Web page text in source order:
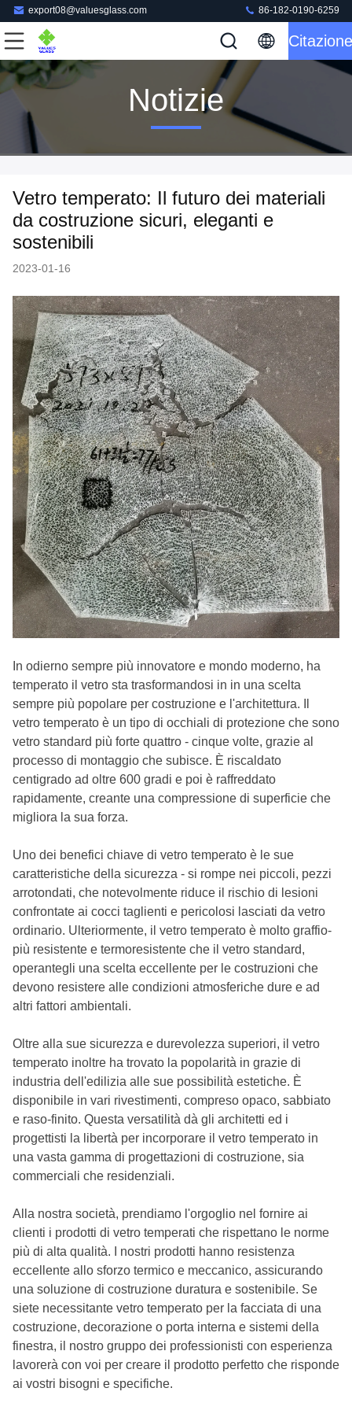
export08@valuesglass.com 86-182-0190-6259
Citazione
Notizie
Vetro temperato: Il futuro dei materiali
da costruzione sicuri, eleganti e
sostenibili
2023-01-16
In odierno sempre più innovatore e mondo moderno, ha
temperato il vetro sta trasformandosi in in una scelta
sempre più popolare per costruzione e l'architettura. Il
vetro temperato è un tipo di occhiali di protezione che sono
vetro standard più forte quattro - cinque volte, grazie al
processo di montaggio che subisce. È riscaldato
centigrado ad oltre 600 gradi e poi è raffreddato
rapidamente, creante una compressione di superficie che
migliora la sua forza.
Uno dei benefici chiave di vetro temperato è le sue
caratteristiche della sicurezza - si rompe nei piccoli, pezzi
arrotondati, che notevolmente riduce il rischio di lesioni
confrontate ai cocci taglienti e pericolosi lasciati da vetro
ordinario. Ulteriormente, il vetro temperato è molto graffio-
più resistente e termoresistente che il vetro standard,
operantegli una scelta eccellente per le costruzioni che
devono resistere alle condizioni atmosferiche dure e ad
altri fattori ambientali.
Oltre alla sue sicurezza e durevolezza superiori, il vetro
temperato inoltre ha trovato la popolarità in grazie di
industria dell'edilizia alle sue possibilità estetiche. È
disponibile in vari rivestimenti, compreso opaco, sabbiato
e raso-finito. Questa versatilità dà gli architetti ed i
progettisti la libertà per incorporare il vetro temperato in
una vasta gamma di progettazioni di costruzione, sia
commerciali che residenziali.
Alla nostra società, prendiamo l'orgoglio nel fornire ai
clienti i prodotti di vetro temperati che rispettano le norme
più di alta qualità. I nostri prodotti hanno resistenza
eccellente allo sforzo termico e meccanico, assicurando
una soluzione di costruzione duratura e sostenibile. Se
siete necessitante vetro temperato per la facciata di una
costruzione, decorazione o porta interna e sistemi della
finestra, il nostro gruppo dei professionisti con esperienza
lavorerà con voi per creare il prodotto perfetto che risponde
ai vostri bisogni e specifiche.